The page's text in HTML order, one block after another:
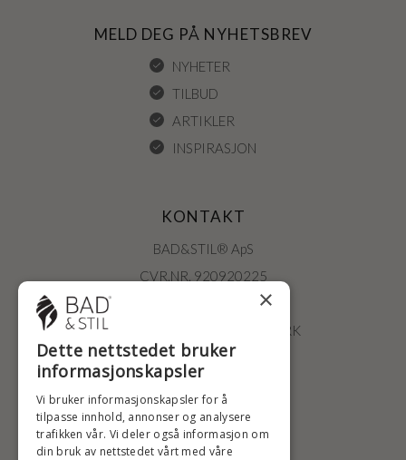
MELD DEG PÅ NYHETSBREV
NYHETER
TILBUD
ARTIKLER
INSPIRASJON
KONTAKT
BAD&STIL® ApS
CVR.NR. 920920225
ØSTERBROGADE 202
2100 KØBENHAVN • DANMARK
+47 2396 6660
BADSTIL@BADSTIL.NO
HØYESTE KREDITTVURD
×
Dette nettstedet bruker
informasjonskapsler
Vi bruker informasjonskapsler for å
tilpasse innhold, annonser og analysere
trafikken vår. Vi deler også informasjon om
din bruk av nettstedet vårt med våre